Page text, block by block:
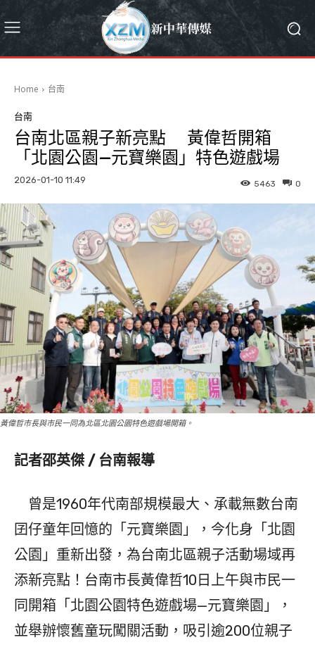
Home 台南
台南
台南北區親子新亮點 黃偉哲開箱
「北園公園—元寶樂園」特色遊戲場
2026-01-10 11:49 0
5463
黃偉哲市長與市民一同為北區北園公園特色遊戲場開箱。
記者邵英傑 / 台南報導
曾是1960年代南部規模最大、承載無數台南
囝仔童年回憶的「元寶樂園」，今化身「北園
公園」重新出發，為台南北區親子活動場域再
添新亮點！台南市長黃偉哲10日上午與市民一
同開箱「北園公園特色遊戲場—元寶樂園」，
並舉辦懷舊童玩闖關活動，吸引逾200位親子